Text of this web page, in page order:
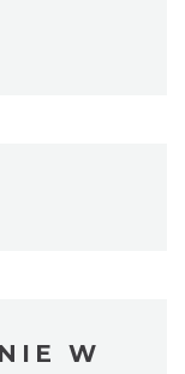
W